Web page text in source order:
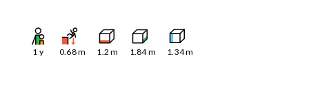
1 y 0.68m 1.2 m 1.84m 1.34m